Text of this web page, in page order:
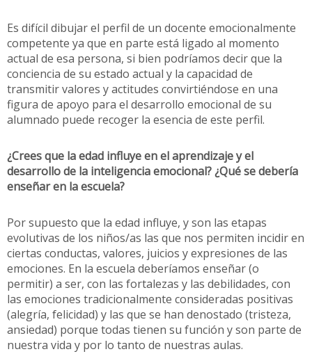
Es difícil dibujar el perfil de un docente emocionalmente
competente ya que en parte está ligado al momento
actual de esa persona, si bien podríamos decir que la
conciencia de su estado actual y la capacidad de
transmitir valores y actitudes convirtiéndose en una
figura de apoyo para el desarrollo emocional de su
alumnado puede recoger la esencia de este perfil.
¿Crees que la edad influye en el aprendizaje y el
desarrollo de la inteligencia emocional? ¿Qué se debería
enseñar en la escuela?
Por supuesto que la edad influye, y son las etapas
evolutivas de los niños/as las que nos permiten incidir en
ciertas conductas, valores, juicios y expresiones de las
emociones. En la escuela deberíamos enseñar (o
permitir) a ser, con las fortalezas y las debilidades, con
las emociones tradicionalmente consideradas positivas
(alegría, felicidad) y las que se han denostado (tristeza,
ansiedad) porque todas tienen su función y son parte de
nuestra vida y por lo tanto de nuestras aulas.